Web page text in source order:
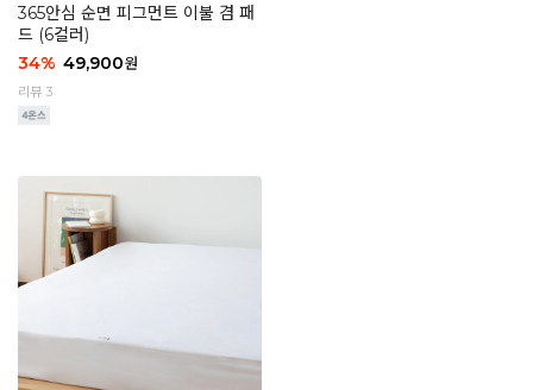
365안심 순면 피그먼트 이불 겸 패
드 (6컬러)
34% 49,900원
리뷰 3